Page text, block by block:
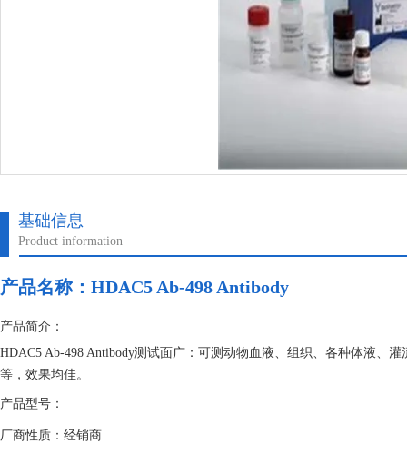
基础信息
Product information
产品名称： HDAC5 Ab-498 Antibody
产品简介：
HDAC5 Ab-498 Antibody测试面广：可测动物血液、组织、各种体液、
等，效果均佳。
产品型号：
厂商性质：经销商